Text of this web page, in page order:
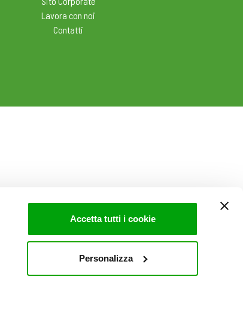
Accetta tutti i cookie
Personalizza
Lavora con noi
Contatti